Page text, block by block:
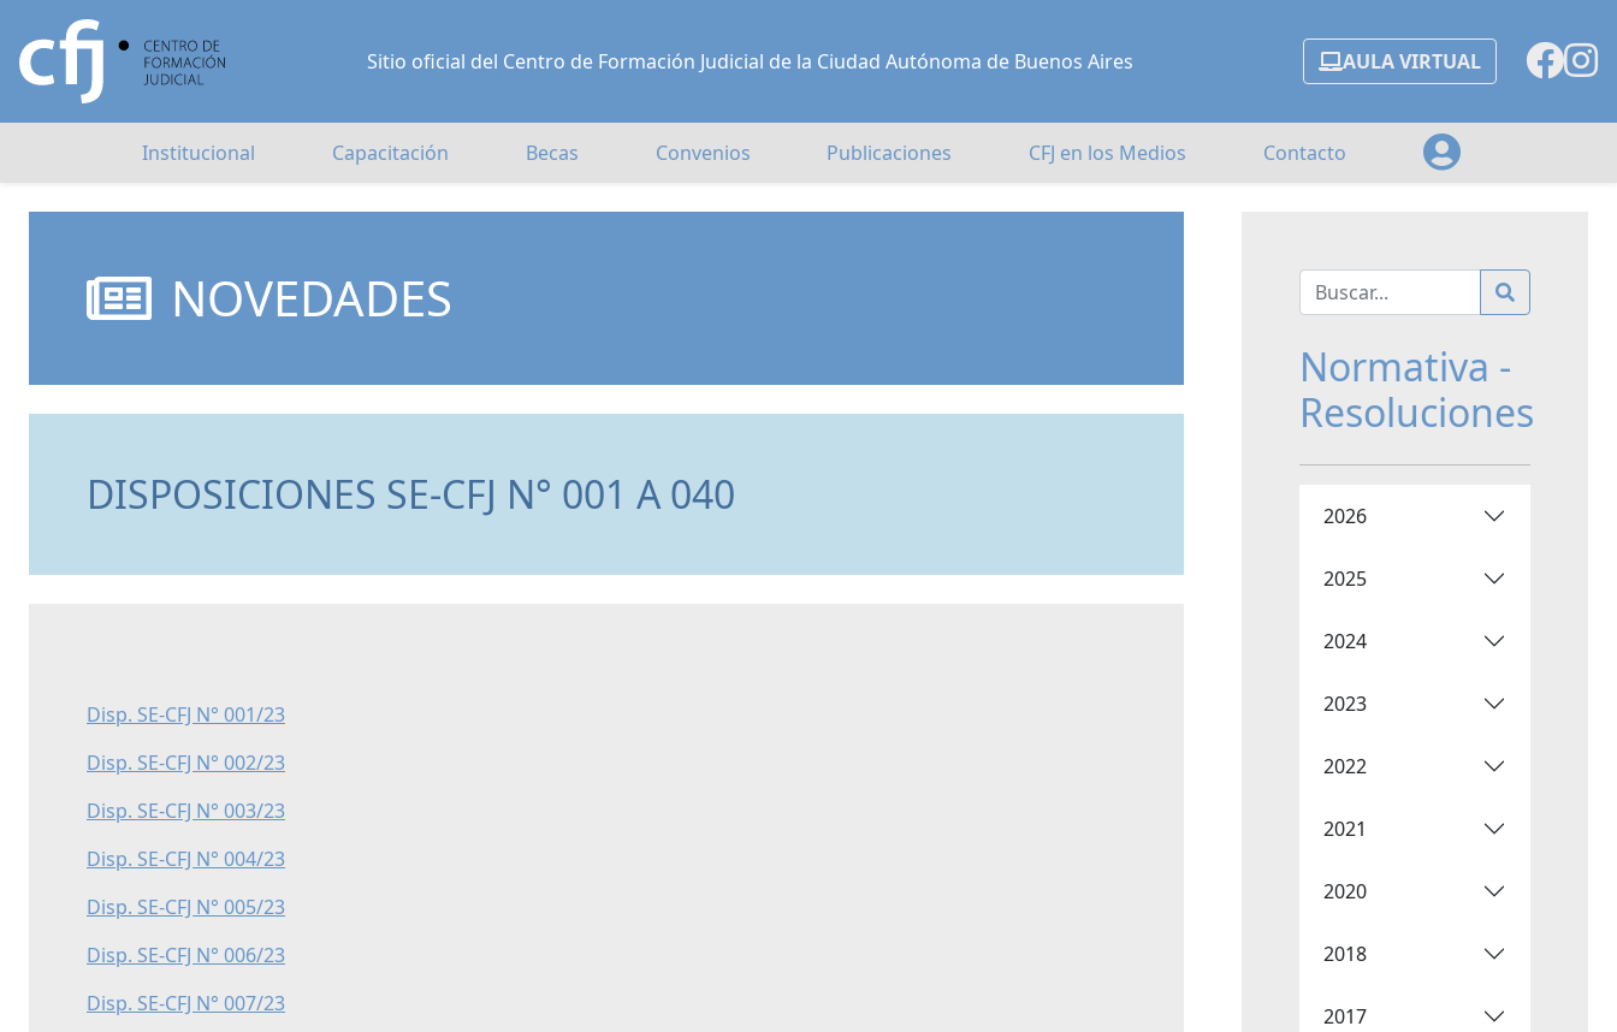
Sitio oficial del Centro de Formación Judicial de la Ciudad Autónoma de Buenos Aires AULA VIRTUAL
Institucional Capacitación Becas Convenios Publicaciones CFJ en los Medios Contacto
NOVEDADES
DISPOSICIONES SE-CFJ N° 001 A 040
Disp. SE-CFJ N° 001/23
Disp. SE-CFJ N° 002/23
Disp. SE-CFJ N° 003/23
Disp. SE-CFJ N° 004/23
Disp. SE-CFJ N° 005/23
Disp. SE-CFJ N° 006/23
Disp. SE-CFJ N° 007/23
Normativa -
Resoluciones
2026
2025
2024
2023
2022
2021
2020
2018
2017